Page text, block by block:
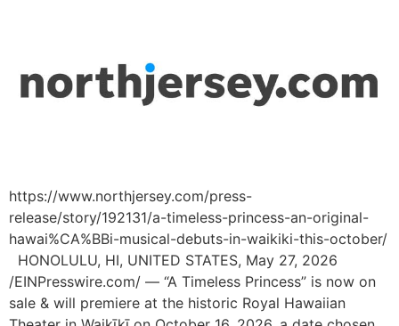
https://www.northjersey.com/press-
release/story/192131/a-timeless-princess-an-original-
hawai%CA%BBi-musical-debuts-in-waikiki-this-october/
HONOLULU, HI, UNITED STATES, May 27, 2026
/EINPresswire.com/ — “A Timeless Princess” is now on
sale & will premiere at the historic Royal Hawaiian